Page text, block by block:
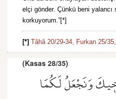
elçi gönder. Çünkü beni yalancı
korkuyorum.”[*]
[*] Tâhâ 20/29-34, Furkan 25/35,
(Kasas 28/35)
وَنَجْعَلُ لَكُمَا